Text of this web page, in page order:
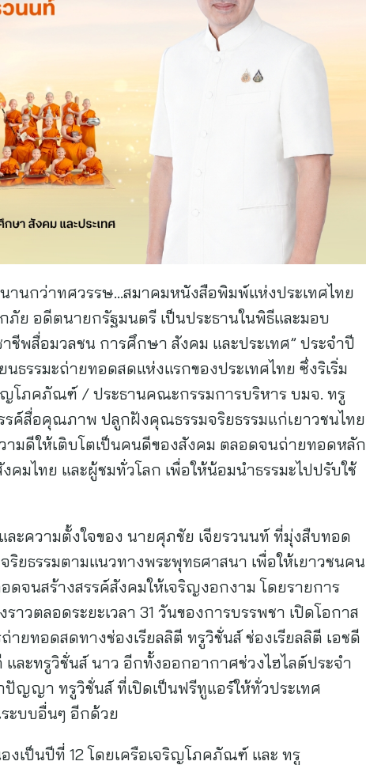
นกว่าทศวรรษ…สมาคมหนังสือพิมพ์แห่งประเทศไทย
ย อดีตนายกรัฐมนตรี เป็นประธานในพิธีและมอบ
พสื่อมวลชน การศึกษา สังคม และประเทศ” ประจำปี
รรมะถ่ายทอดสดแห่งแรกของประเทศไทย ซึ่งริเริ่ม
ญโภคภัณฑ์ / ประธานคณะกรรมการบริหาร บมจ. ทรู
รค์สื่อคุณภาพ ปลูกฝังคุณธรรมจริยธรรมแก่เยาวชนไทย
มดีให้เติบโตเป็นคนดีของสังคม ตลอดจนถ่ายทอดหลัก
คมไทย และผู้ชมทั่วโลก เพื่อให้น้อมนำธรรมะไปปรับใช้
ะความตั้งใจของ นายศุภชัย เจียรวนนท์ ที่มุ่งสืบทอด
ยธรรมตามแนวทางพระพุทธศาสนา เพื่อให้เยาวชนคน
จนสร้างสรรค์สังคมให้เจริญงอกงาม โดยรายการ
วตลอดระยะเวลา 31 วันของการบรรพชา เปิดโอกาส
ยทอดสดทางช่องเรียลลิตี ทรูวิชั่นส์ ช่องเรียลลิตี เอชดี
ะทรูวิชั่นส์ นาว อีกทั้งออกอากาศช่วงไฮไลต์ประจำ
ญญา ทรูวิชั่นส์ ที่เปิดเป็นฟรีทูแอร์ให้ทั่วประเทศ
ะบบอื่นๆ อีกด้วย
เป็นปีที่ 12 โดยเครือเจริญโภคภัณฑ์ และ ทรู